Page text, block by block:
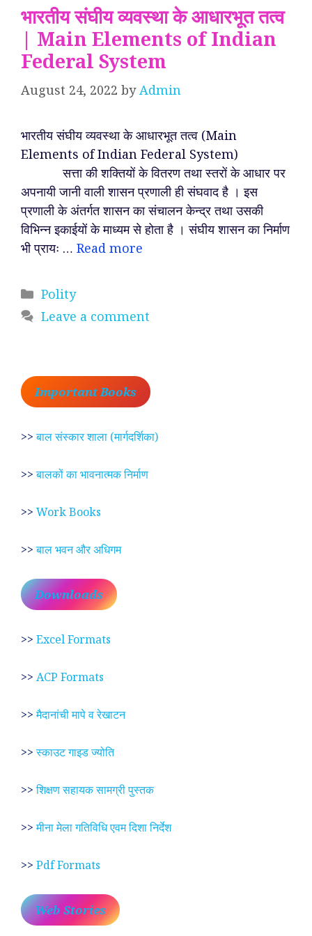
भारतीय संघीय व्यवस्था के आधारभूत तत्व
| Main Elements of Indian
Federal System
August 24, 2022 byAdmin
भारतीय संघीय व्यवस्था के आधारभूत तत्व (Main
Elements of Indian Federal System)
सत्ता की शक्तियों के वितरण तथा स्तरों के आधार पर
अपनायी जानी वाली शासन प्रणाली ही संघवाद है । इस
प्रणाली के अंतर्गत शासन का संचालन केन्द्र तथा उसकी
विभिन्न इकाईयों के माध्यम से होता है । संघीय शासन का निर्माण
भी प्रायः … Read more
Categories
Polity
Leave a comment
Important Books
>>बाल संस्कार शाला (मार्गदर्शिका)
>>बालकों का भावनात्मक निर्माण
>> Work Books
>>बाल भवन और अधिगम
Downloads
>> Excel Formats
>> ACP Formats
>>मैदानांची मापे व रेखाटन
>>स्काउट गाइड ज्योति
>>शिक्षण सहायक सामग्री पुस्तक
>>मीना मेला गतिविधि एवम दिशा निर्देश
>> Pdf Formats
Web Stories